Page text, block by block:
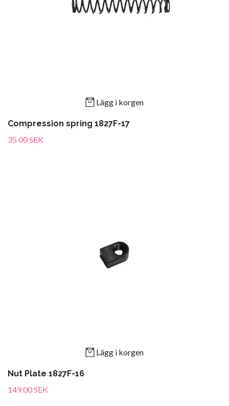
Lägg i korgen
Compression spring 1827F-17
35.00 SEK
Lägg i korgen
Nut Plate 1827F-16
149.00 SEK